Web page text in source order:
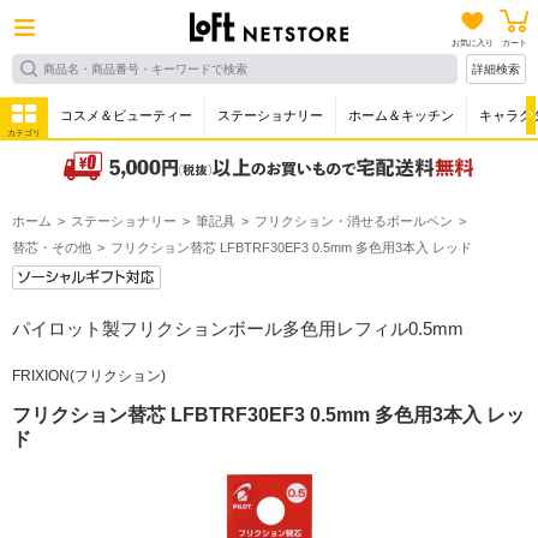
お気に入り カート
詳細検索
カテゴリ
コスメ＆ビューティー ステーショナリー ホーム＆キッチン キャラク
ホーム ステーショナリー 筆記具
フリクション・消せるボールペン
替芯・その他
フリクション替芯 LFBTRF30EF3 0.5mm 多色用3本入 レッド
パイロット製フリクションボール多色用レフィル0.5mm
FRIXION(フリクション)
フリクション替芯 LFBTRF30EF3 0.5mm 多色用3本入 レッ
ド